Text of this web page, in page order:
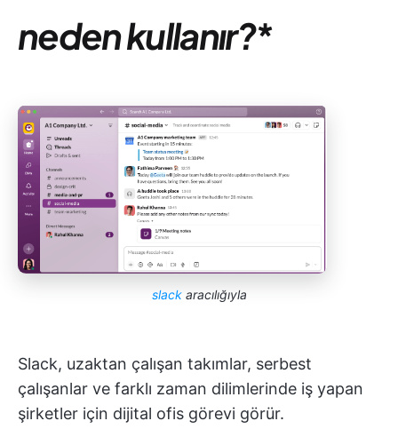
neden kullanır?*
slackaracılığıyla
Slack, uzaktan çalışan takımlar, serbest
çalışanlar ve farklı zaman dilimlerinde iş yapan
şirketler için dijital ofis görevi görür.